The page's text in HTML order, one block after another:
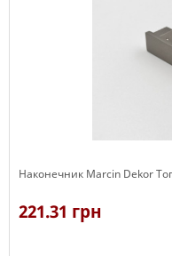
Наконечник Marcin Dekor
221.31 грн